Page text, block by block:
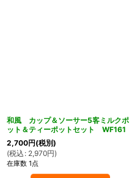
和風 カップ＆ソーサー5客ミルクポ
ット＆ティーポットセット WF161
2,700円(税別)
(税込 : 2,970円)
在庫数 1点